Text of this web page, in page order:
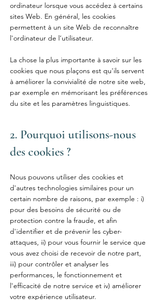
ordinateur lorsque vous accédez à certains
sites Web. En général, les cookies
permettent à un site Web de reconnaître
l'ordinateur de l’utilisateur.
La chose la plus importante à savoir sur les
cookies que nous plaçons est qu'ils servent
à améliorer la convivialité de notre site web,
par exemple en mémorisant les préférences
du site et les paramètres linguistiques.
2. Pourquoi utilisons-nous
des cookies ?
Nous pouvons utiliser des cookies et
d'autres technologies similaires pour un
certain nombre de raisons, par exemple : i)
pour des besoins de sécurité ou de
protection contre la fraude, et afin
d'identifier et de prévenir les cyber-
attaques, ii) pour vous fournir le service que
vous avez choisi de recevoir de notre part,
iii) pour contrôler et analyser les
performances, le fonctionnement et
l'efficacité de notre service et iv) améliorer
votre expérience utilisateur.